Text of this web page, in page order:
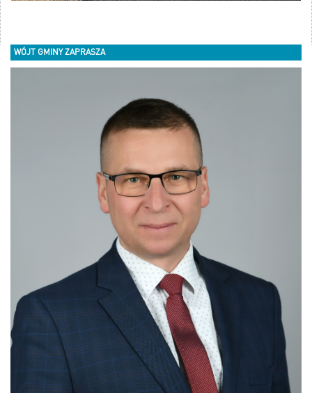
WÓJT GMINY ZAPRASZA